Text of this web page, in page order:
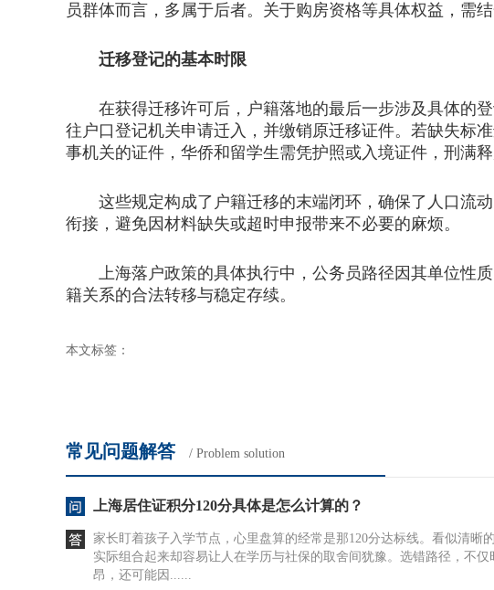
员群体而言，多属于后者。关于购房资格等具体权益，需
迁移登记的基本时限
在获得迁移许可后，户籍落地的最后一步涉及具体的登
往户口登记机关申请迁入，并缴销原迁移证件。若缺失标
事机关的证件，华侨和留学生需凭护照或入境证件，刑满
这些规定构成了户籍迁移的末端闭环，确保了人口流动
衔接，避免因材料缺失或超时申报带来不必要的麻烦。
上海落户政策的具体执行中，公务员路径因其单位性质
籍关系的合法转移与稳定存续。
本文标签：
常见问题解答 / Problem solution
上海居住证积分120分具体是怎么计算的？
家长盯着孩子入学节点，心里盘算的经常是那120分达标线。看似清晰
实际组合起来却容易让人在学历与社保的取舍间犹豫。选错路径，不仅
昂，还可能因......